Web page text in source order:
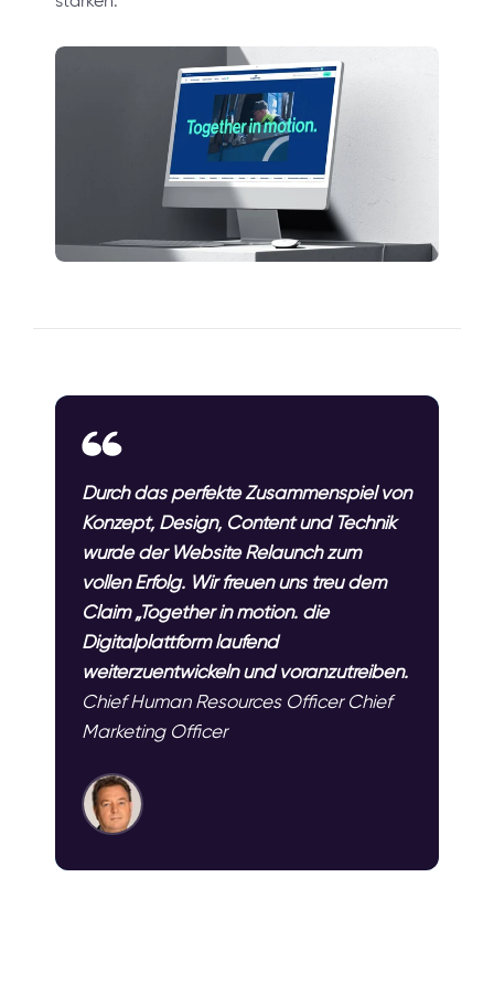
Durch das perfekte Zusammenspiel von
Konzept, Design, Content und Technik
wurde der Website Relaunch zum
vollen Erfolg. Wir freuen uns treu dem
Claim „Together in motion. die
Digitalplattform laufend
weiterzuentwickeln und voranzutreiben.
Chief Human Resources Officer Chief
Marketing Officer